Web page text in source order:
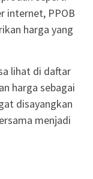
internet, PPOB
harga yang
lihat di daftar
harga sebagai
disayangkan
menjadi